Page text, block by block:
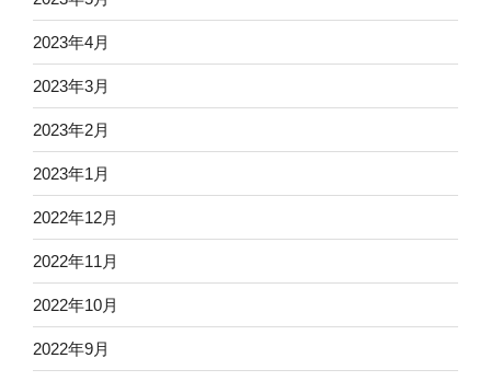
2023年4月
2023年3月
2023年2月
2023年1月
2022年12月
2022年11月
2022年10月
2022年9月